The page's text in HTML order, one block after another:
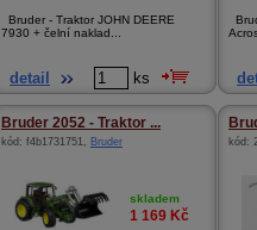
Bruder - Traktor JOHN DEERE
7930 + čelní naklad...
detail ks
Bruder 2052 - Traktor ...
kód: f4b1731751, Bruder
skladem
1 169 Kč
kód: